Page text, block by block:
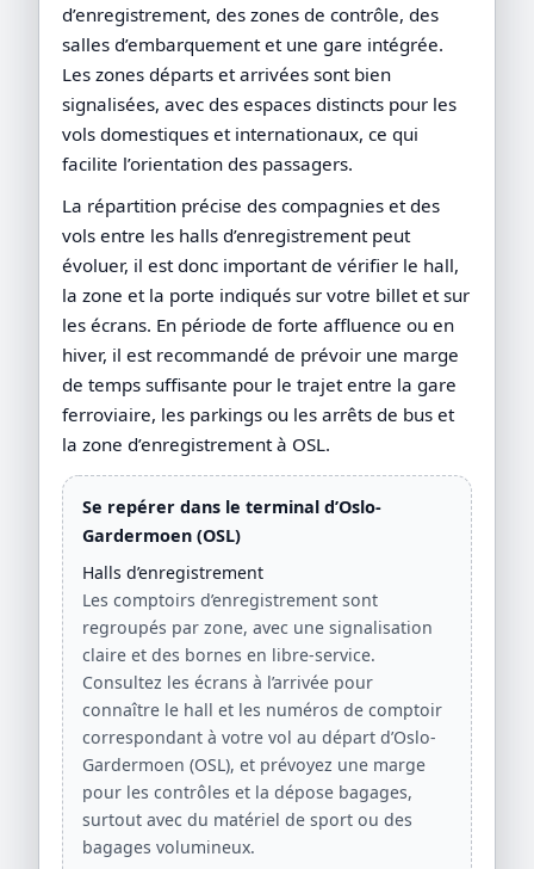
d’enregistrement, des zones de contrôle, des
salles d’embarquement et une gare intégrée.
Les zones départs et arrivées sont bien
signalisées, avec des espaces distincts pour les
vols domestiques et internationaux, ce qui
facilite l’orientation des passagers.
La répartition précise des compagnies et des
vols entre les halls d’enregistrement peut
évoluer, il est donc important de vérifier le hall,
la zone et la porte indiqués sur votre billet et sur
les écrans. En période de forte affluence ou en
hiver, il est recommandé de prévoir une marge
de temps suffisante pour le trajet entre la gare
ferroviaire, les parkings ou les arrêts de bus et
la zone d’enregistrement à OSL.
Se repérer dans le terminal d’Oslo-
Gardermoen (OSL)
Halls d’enregistrement
Les comptoirs d’enregistrement sont
regroupés par zone, avec une signalisation
claire et des bornes en libre-service.
Consultez les écrans à l’arrivée pour
connaître le hall et les numéros de comptoir
correspondant à votre vol au départ d’Oslo-
Gardermoen (OSL), et prévoyez une marge
pour les contrôles et la dépose bagages,
surtout avec du matériel de sport ou des
bagages volumineux.